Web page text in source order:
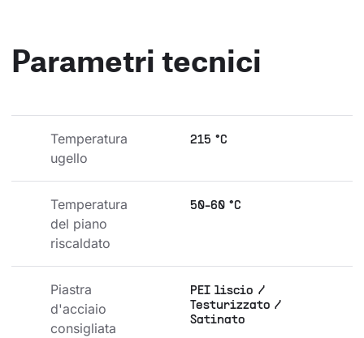
Parametri tecnici
Temperatura
ugello
215 °C
Temperatura
del piano
riscaldato
50-60 °C
Piastra
d'acciaio
consigliata
PEI liscio /
Testurizzato /
Satinato